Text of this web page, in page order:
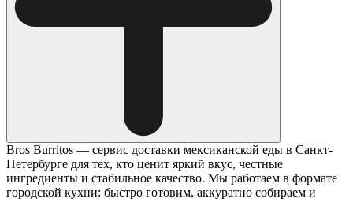
Bros Burritos — сервис доставки мексиканской еды в Санкт-
Петербурге для тех, кто ценит яркий вкус, честные
ингредиенты и стабильное качество. Мы работаем в формате
городской кухни: быстро готовим, аккуратно собираем и